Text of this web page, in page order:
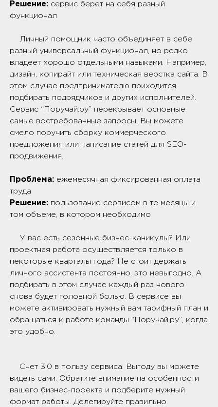
Решение: сервис берет на себя разный
функционал
Личный помощник часто объединяет в себе
разный универсальный функционал, но редко
владеет хорошо отдельными навыками. Например,
дизайн, копирайт или техническая верстка сайта. В
этом случае предпринимателю приходится
подбирать подрядчиков и других исполнителей.
Сервис “Поручай.ру” перекрывает основные
самые востребованные запросы. Вы можете
смело поручить сборку коммерческого
предложения или написание статей для SEO-
продвижения.
Проблема: ежемесячная фиксированная оплата
труда
Решение: пользование сервисом в те месяцы и
том объеме, в котором необходимо
У вас есть сезонные бизнес-каникулы? Или
проектная работа осуществляется только в
некоторые кварталы года? Не стоит держать
личного ассистента постоянно, это невыгодно. А
подбирать в этом случае каждый раз нового
снова будет головной болью. В сервисе вы
можете активировать нужный вам тарифный план и
обращаться к работе команды “Поручай.ру”, когда
это удобно.
Счет 3:0 в пользу сервиса. Выгоду вы можете
видеть сами. Обратите внимание на особенности
вашего бизнес-проекта и подберите нужный
формат работы. Делегируйте правильно.